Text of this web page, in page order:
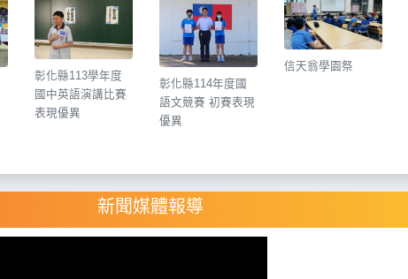
彰化縣113學年度
國中英語演講比賽
表現優異
彰化縣114年度國
語文競賽 初賽表現
優異
信天翁學園祭
新聞媒體報導